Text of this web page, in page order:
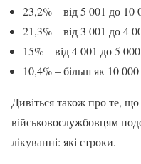
23,2% – від 5 001 до 10
21,3% – від 3 001 до 4
15% – від 4 001 до 5
10,4% – більш як 10
Дивіться також про те,
військовослужбовцям
лікуванні: які строки.